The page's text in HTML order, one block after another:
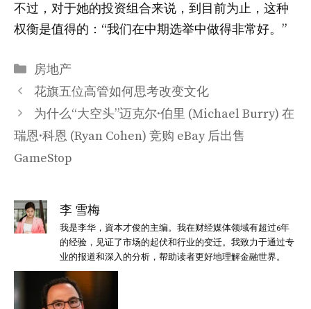
不过，对于她的投资组合来说，到目前为止，这种
权衡是值得的：“我们在中期选举中做得非常好。”
分
类
房地产
花旗五位高管如何思考改变文化
为什么“大空头”迈克尔·伯里 (Michael Burry) 在
瑞恩·科恩 (Ryan Cohen) 竞购 eBay 后出售
GameStop
李 雪梅
我是李华，資本才俊的主编。我在财经媒体领域有超过6年
的经验，见证了市场的起伏和行业的变迁。我致力于通过专
业的报道和深入的分析，帮助读者更好地理解金融世界。